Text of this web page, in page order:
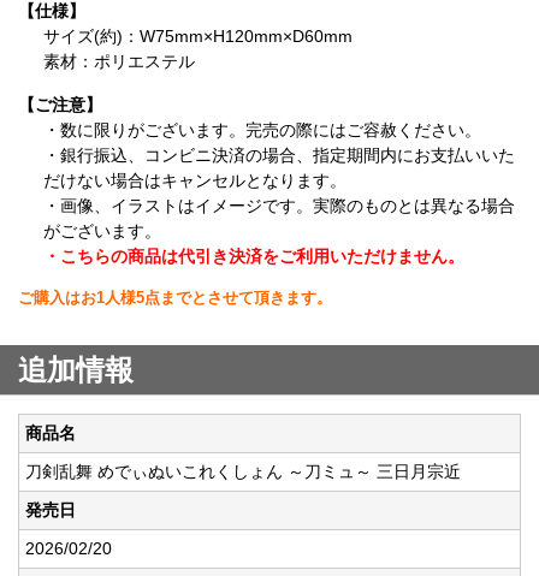
【仕様】
サイズ(約)：W75mm×H120mm×D60mm
素材：ポリエステル
【ご注意】
・数に限りがございます。完売の際にはご容赦ください。
・銀行振込、コンビニ決済の場合、指定期間内にお支払いいた
だけない場合はキャンセルとなります。
・画像、イラストはイメージです。実際のものとは異なる場合
がございます。
・こちらの商品は代引き決済をご利用いただけません。
ご購入はお1人様5点までとさせて頂きます。
追加情報
商品名
刀剣乱舞 めでぃぬいこれくしょん ～刀ミュ～ 三日月宗近
発売日
2026/02/20